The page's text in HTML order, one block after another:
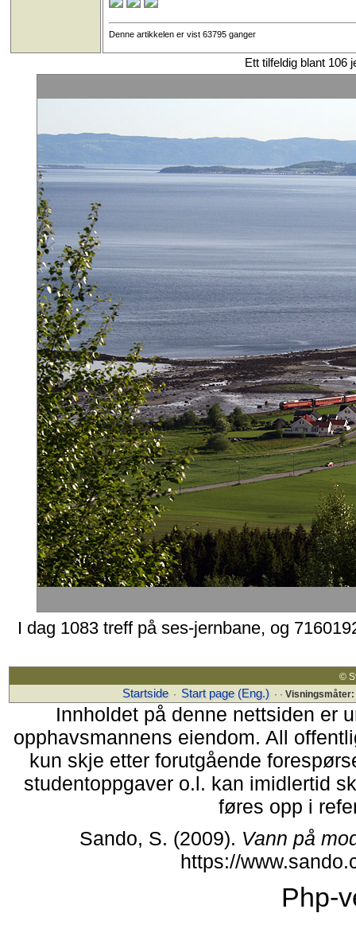
Denne artikkelen er vist 63795 ganger
Ett tilfeldig blant 106
I dag 1083 treff på ses-jernbane, og
©
Startside · Start page (Eng.) · ·
Innholdet på denne nettsiden er
opphavsmannens eiendom. All
kun skje etter forutgående
studentoppgaver o.l. kan imidlertid
føres opp i
Sando, S. (2009). Vann på
https://
Php-